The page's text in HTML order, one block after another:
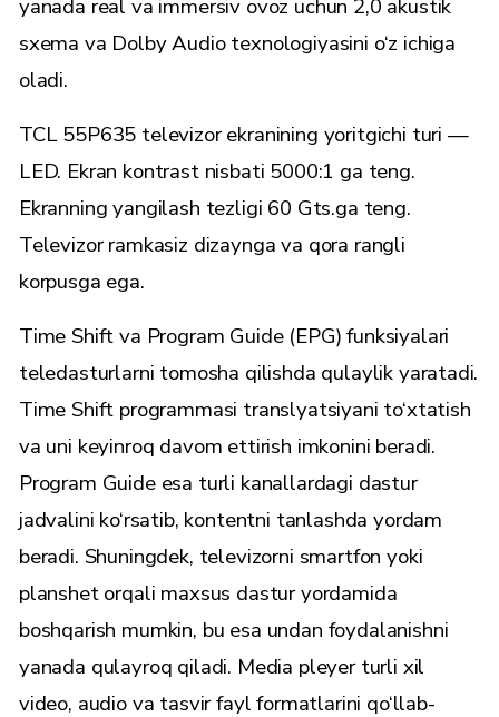
yanada real va immersiv ovoz uchun 2,0 akustik
sxema va Dolby Audio texnologiyasini o‘z ichiga
oladi.
TCL 55P635 televizor ekranining yoritgichi turi —
LED. Ekran kontrast nisbati 5000:1 ga teng.
Ekranning yangilash tezligi 60 Gts.ga teng.
Televizor ramkasiz dizaynga va qora rangli
korpusga ega.
Time Shift va Program Guide (EPG) funksiyalari
teledasturlarni tomosha qilishda qulaylik yaratadi.
Time Shift programmasi translyatsiyani to‘xtatish
va uni keyinroq davom ettirish imkonini beradi.
Program Guide esa turli kanallardagi dastur
jadvalini ko‘rsatib, kontentni tanlashda yordam
beradi. Shuningdek, televizorni smartfon yoki
planshet orqali maxsus dastur yordamida
boshqarish mumkin, bu esa undan foydalanishni
yanada qulayroq qiladi. Media pleyer turli xil
video, audio va tasvir fayl formatlarini qo‘llab-